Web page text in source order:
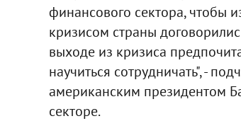
финансового сектора, чтобы
кризисом страны
выходе из кризиса
научиться сотрудничать", -
американским президентом
секторе.